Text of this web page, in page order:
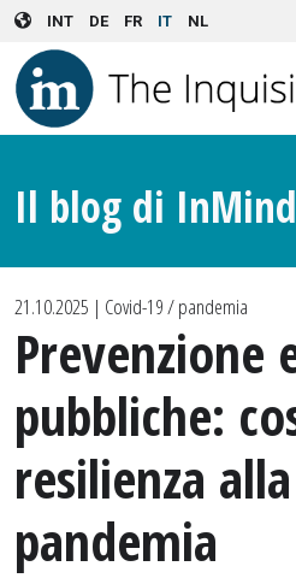
Skip to main content
INT DE FR IT NL
Il blog di InMind
21.10.2025 | Covid-19 / pandemia
Prevenzione
pubbliche:
resilienza
pandemia